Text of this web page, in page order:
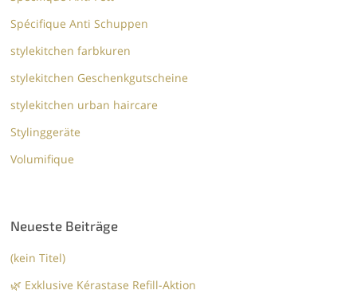
Spécifique Anti Schuppen
stylekitchen farbkuren
stylekitchen Geschenkgutscheine
stylekitchen urban haircare
Stylinggeräte
Volumifique
Neueste Beiträge
(kein Titel)
🌿 Exklusive Kérastase Refill-Aktion